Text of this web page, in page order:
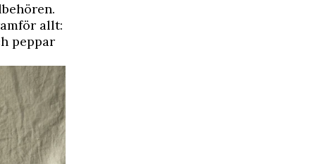
allt:
peppar